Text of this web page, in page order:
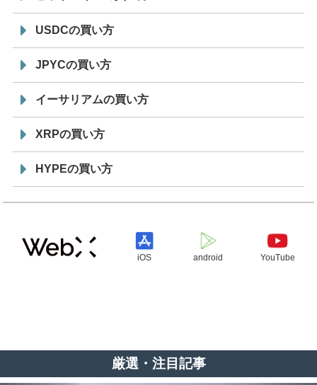
USDCの買い方
JPYCの買い方
イーサリアムの買い方
XRPの買い方
HYPEの買い方
iOS android YouTube
厳選・注目記事